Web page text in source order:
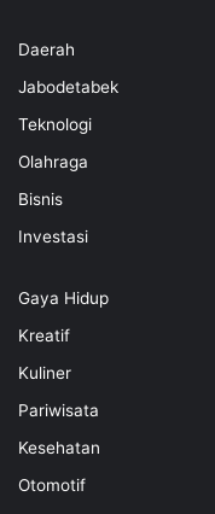
Daerah
Jabodetabek
Teknologi
Olahraga
Bisnis
Investasi
Gaya Hidup
Kreatif
Kuliner
Pariwisata
Kesehatan
Otomotif